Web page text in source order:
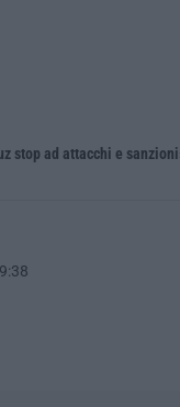
stop ad attacchi e